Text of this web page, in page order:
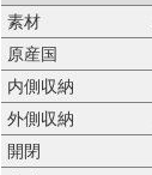
素材
原産国
内側収納
外側収納
開閉